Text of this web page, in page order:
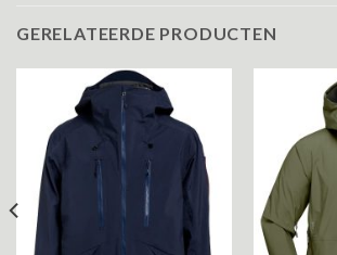
GERELATEERDE PRODUCTEN